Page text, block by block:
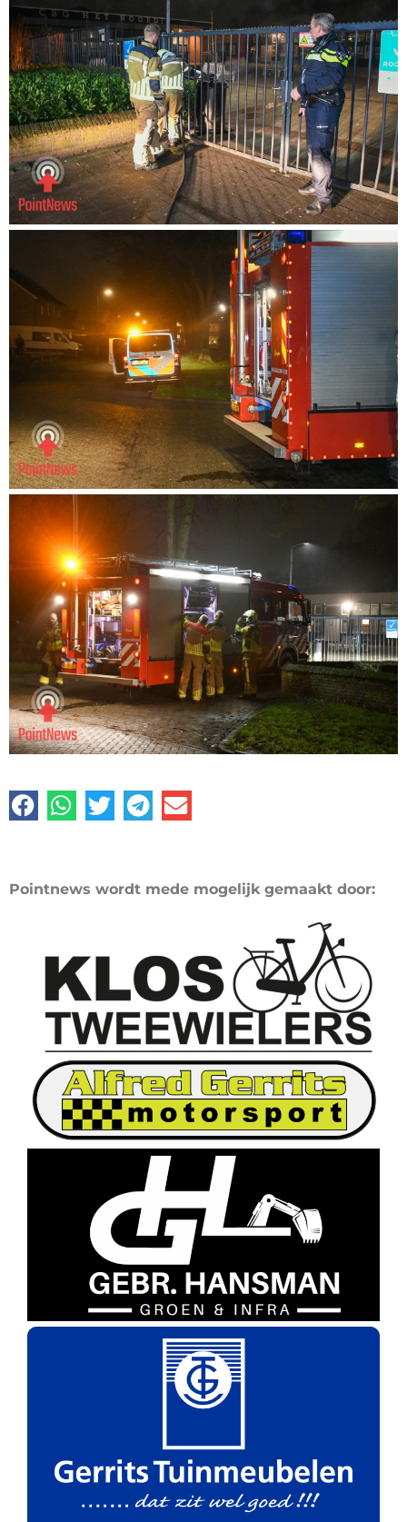
Pointnews wordt mede mogelijk gemaakt door: